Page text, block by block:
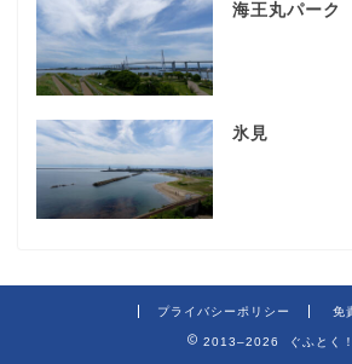
海王丸パーク
氷見
プライバシーポリシー 免
2013–2026 ぐふとく！